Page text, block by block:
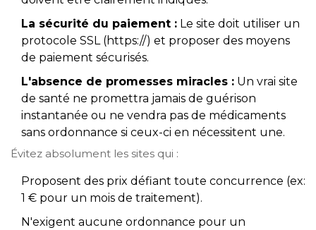
La sécurité du paiement : Le site doit utiliser un
protocole SSL (https://) et proposer des moyens
de paiement sécurisés.
L'absence de promesses miracles : Un vrai site
de santé ne promettra jamais de guérison
instantanée ou ne vendra pas de médicaments
sans ordonnance si ceux-ci en nécessitent une.
Évitez absolument les sites qui :
Proposent des prix défiant toute concurrence (ex:
1 € pour un mois de traitement).
N'exigent aucune ordonnance pour un